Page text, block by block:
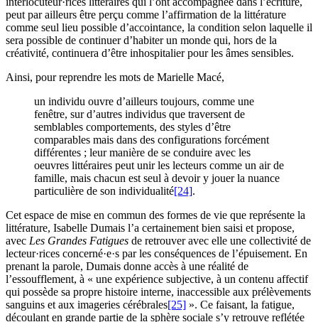
peut par ailleurs être perçu comme l’affirmation de la littérature
comme seul lieu possible d’accointance, la condition selon laquelle il
sera possible de continuer d’habiter un monde qui, hors de la
créativité, continuera d’être inhospitalier pour les âmes sensibles.
Ainsi, pour reprendre les mots de Marielle Macé,
un individu ouvre d’ailleurs toujours, comme une
fenêtre, sur d’autres individus que traversent de
semblables comportements, des styles d’être
comparables mais dans des configurations forcément
différentes ; leur manière de se conduire avec les
oeuvres littéraires peut unir les lecteurs comme un air de
famille, mais chacun est seul à devoir y jouer la nuance
particulière de son individualité[24].
Cet espace de mise en commun des formes de vie que représente la
littérature, Isabelle Dumais l’a certainement bien saisi et propose,
avec Les Grandes Fatigues de retrouver avec elle une collectivité de
lecteur·rices concerné·e·s par les conséquences de l’épuisement. En
prenant la parole, Dumais donne accès à une réalité de
l’essoufflement, à « une expérience subjective, à un contenu affectif
qui possède sa propre histoire interne, inaccessible aux prélèvements
sanguins et aux imageries cérébrales[25] ». Ce faisant, la fatigue,
découlant en grande partie de la sphère sociale s’y retrouve reflétée